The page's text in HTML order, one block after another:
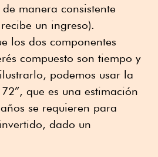
manera consistente
un ingreso).
los dos componentes
compuesto son tiempo y
podemos usar la
que es una estimación
se requieren para
dado un